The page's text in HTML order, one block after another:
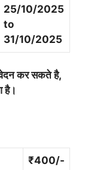
25/10/2025
to
31/10/2025
कर सकते है,
है।
₹400/-